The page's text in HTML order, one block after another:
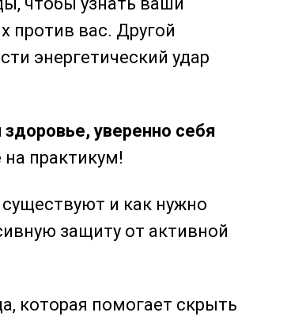
против вас. Другой
энергетический удар
уверенно себя
на практикум!
и как нужно
защиту от активной
которая помогает скрыть